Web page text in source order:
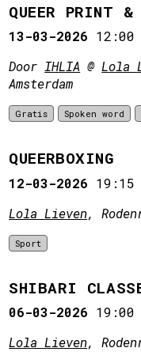
QUEER PRINT
13-03-2026 12:00
Door IHLIA @ Lola
Amsterdam
Gratis Spoken word
QUEERBOXING
12-03-2026 19:15
Lola Lieven,
Sport
SHIBARI
06-03-2026 19:00
Lola Lieven,